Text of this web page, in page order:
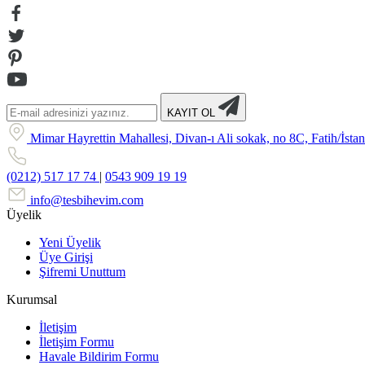
KAYIT OL
Mimar Hayrettin Mahallesi, Divan-ı Ali sokak, no 8C, Fatih/
(0212) 517 17 74 | 0543 909 19 19
info@tesbihevim.com
Üyelik
Yeni Üyelik
Üye Girişi
Şifremi Unuttum
Kurumsal
İletişim
İletişim Formu
Havale Bildirim Formu